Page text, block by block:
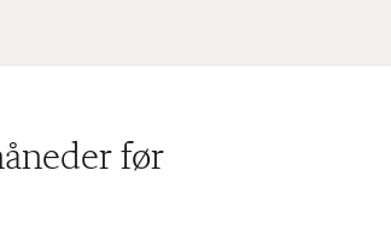
før